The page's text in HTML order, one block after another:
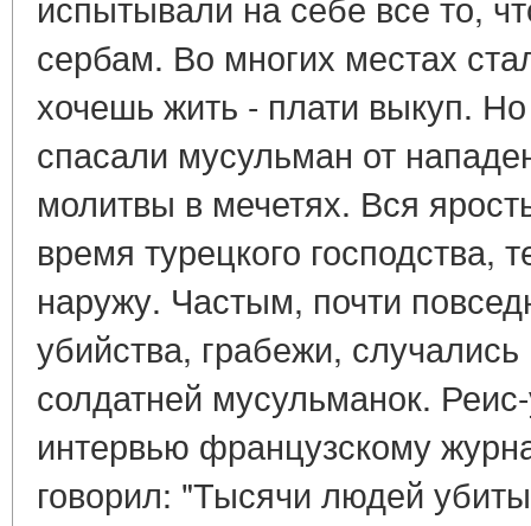
сербам. Во многих местах
хочешь жить - плати выкуп.
спасали мусульман от
молитвы в мечетях. Вся
время турецкого господства,
наружу. Частым, почти
убийства, грабежи,
солдатней мусульманок.
интервью французскому
говорил: "Тысячи людей